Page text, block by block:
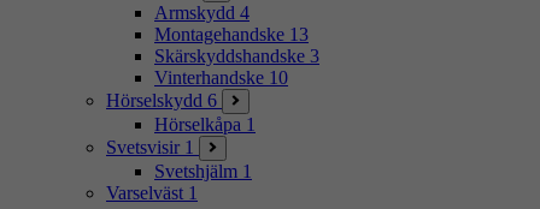
Armskydd 4
Montagehandske 13
Skärskyddshandske 3
Vinterhandske 10
Hörselskydd 6
Hörselkåpa 1
Svetsvisir 1
Svetshjälm 1
Varselväst 1